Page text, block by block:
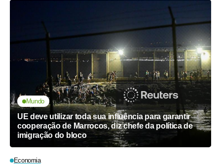
Mundo
UE deve utilizar toda sua influência para garantir
cooperação de Marrocos, diz chefe da política de
imigração do bloco
Economia